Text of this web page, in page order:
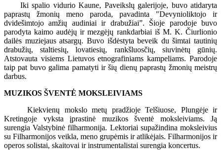
Iki spalio vidurio Kaune, Paveikslų galerijoje, buvo atidaryta
paprastų žmonių meno paroda, pavadinta "Devynioliktojo ir
dvidešimtojo amžių audiniai ir drabužiai”. Šioje parodoje buvo
parodyta kaimo audėjų ir mezgėjų rankdarbiai iš M. K. Čiurlionio
dailės muziejaus atsargų. Buvo išdėstyta beveik du šimtai tautinių
drabužių, staltiesių, lovatiesių, rankšluosčių, siuvinėtų gūnių.
Atstovauta visiems Lietuvos etnografiniams kampeliams. Parodoje
taip pat buvo galima pamatyti ir šių dienų paprastų žmonių meistrų
darbus.
MUZIKOS ŠVENTĖ MOKSLEIVIAMS
Kiekvienų mokslo metų pradžioje Telšiuose, Plungėje ir
Kretingoje vyksta įprastinė muzikos šventė moksleiviams. Ją
surengia Valstybinė filharmonija. Lektoriai supažindina moksleivius
su Filharmonijos veikla, meno grupėmis ir atlikėjais. Filharmonijos ir
operos solistai, skaitovai ir instrumentalistai surengia koncertus.